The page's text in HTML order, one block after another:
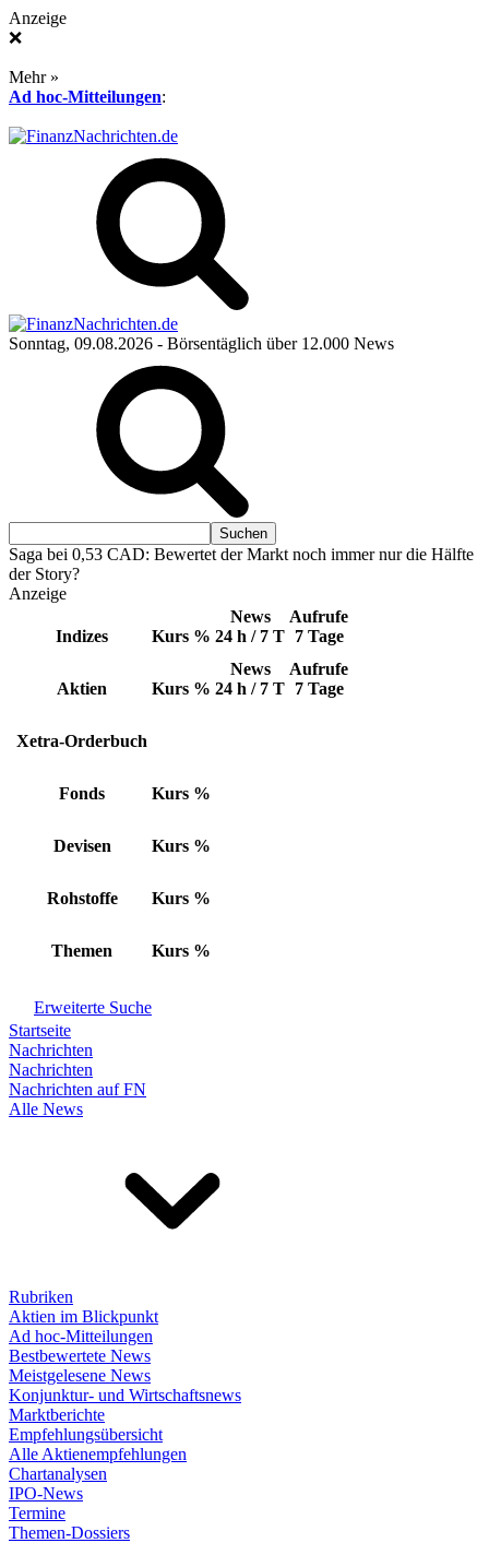
Anzeige
❌
Mehr »
Ad hoc-Mitteilungen:
Sonntag, 09.08.2026 - Börsentäglich über 12.000 News
Saga bei 0,53 CAD: Bewertet der Markt noch immer nur die Hälfte
der Story?
Anzeige
Indizes Kurs %
News
24 h / 7 T
Aufrufe
7 Tage
Aktien Kurs %
News
24 h / 7 T
Aufrufe
7 Tage
Xetra-Orderbuch
Fonds Kurs %
Devisen Kurs %
Rohstoffe Kurs %
Themen Kurs %
Erweiterte Suche
Startseite
Nachrichten
Nachrichten
Nachrichten auf FN
Alle News
Rubriken
Aktien im Blickpunkt
Ad hoc-Mitteilungen
Bestbewertete News
Meistgelesene News
Konjunktur- und Wirtschaftsnews
Marktberichte
Empfehlungsübersicht
Alle Aktienempfehlungen
Chartanalysen
IPO-News
Termine
Themen-Dossiers